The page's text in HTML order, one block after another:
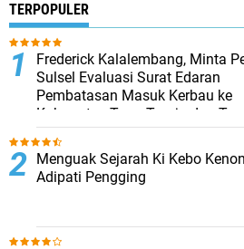
TERPOPULER
Frederick Kalalembang, Minta
Sulsel Evaluasi Surat Edaran
Pembatasan Masuk Kerbau ke
Kabupaten Tana Toraja dan
Menguak Sejarah Ki Kebo
Adipati Pengging